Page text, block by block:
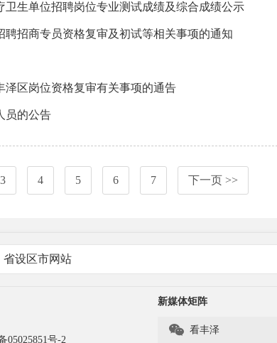
生单位招聘岗位专业测试成绩及综合成绩公示
招商专员资格复审及初试等相关事项的通知
泽区岗位资格复审有关事项的通告
员的公告
3 4 5 6 7 下一页 >>
省设区市网站
05025851号-2
新媒体矩阵
 看丰泽